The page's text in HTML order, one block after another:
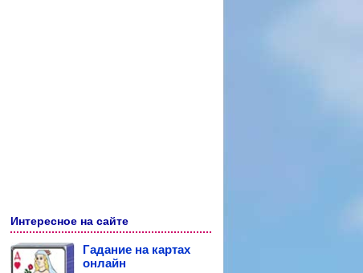
Интересное на сайте
Гадание на картах
онлайн